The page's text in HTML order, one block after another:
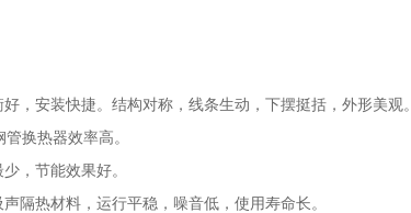
，安装快捷。结构对称，线条生动，下摆挺括，外形美观。
换热器效率高。
，节能效果好。
隔热材料，运行平稳，噪音低，使用寿命长。